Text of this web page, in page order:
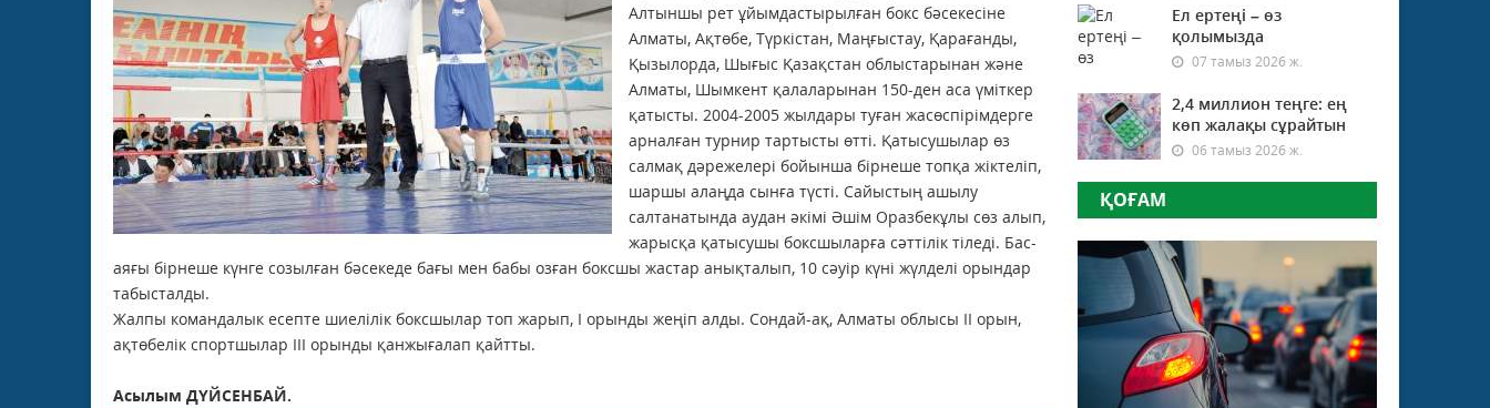
Алтыншы рет ұйымдастырылған бокс бәсекесіне
Алматы, Ақтөбе, Түркістан, Маңғыстау, Қарағанды,
Қызылорда, Шығыс Қазақстан облыстарынан және
Алматы, Шымкент қалаларынан 150-ден аса үміткер
қатысты. 2004-2005 жылдары туған жасөспірімдерге
арналған турнир тартысты өтті. Қатысушылар өз
салмақ дәрежелері бойынша бірнеше топқа жіктеліп,
шаршы алаңда сынға түсті. Сайыстың ашылу
салтанатында аудан әкімі Әшім Оразбекұлы сөз алып,
жарысқа қатысушы боксшыларға сәттілік тіледі. Бас-
аяғы бірнеше күнге созылған бәсекеде бағы мен бабы озған боксшы жастар анықталып, 10 сәуір күні жүлделі орындар
табысталды.
Жалпы командалык есепте шиелілік боксшылар топ жарып, І орынды жеңіп алды. Сондай-ақ, Алматы облысы ІІ орын,
ақтөбелік спортшылар ІІІ орынды қанжығалап қайтты.
Асылым ДҮЙСЕНБАЙ.
Ел ертеңі – өз
қолымызда
07 тамыз 2026 ж.
2,4 миллион теңге: ең
көп жалақы сұрайтын
06 тамыз 2026 ж.
ҚОҒАМ